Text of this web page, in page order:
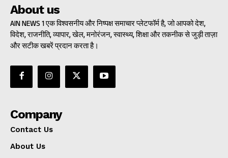
About us
AIN NEWS 1 एक विश्वसनीय और निष्पक्ष समाचार प्लेटफॉर्म है, जो आपको देश,
विदेश, राजनीति, व्यापार, खेल, मनोरंजन, स्वास्थ्य, शिक्षा और तकनीक से जुड़ी ताज़ा
और सटीक खबरें प्रदान करता है।
Company
Contact Us
About Us